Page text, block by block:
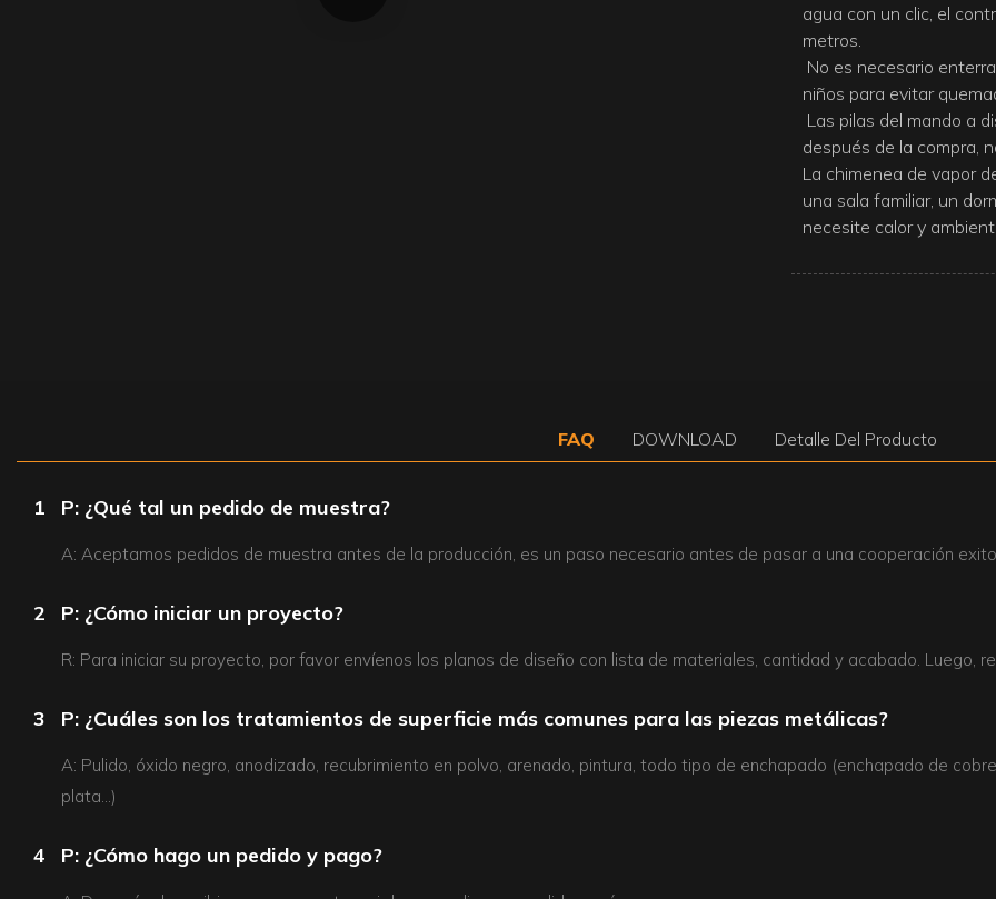
agua con un clic, el
metros.
No es necesario
niños para evitar
Las pilas del mando a
después de la compra,
La chimenea de vapor
una sala familiar, un
necesite calor y
FAQ DOWNLOAD Detalle Del Producto
1 P: ¿Qué tal un pedido de muestra?
A: Aceptamos pedidos de muestra antes de la producción, es un paso necesario antes de pasar a una cooperación
2 P: ¿Cómo iniciar un proyecto?
R: Para iniciar su proyecto, por favor envíenos los planos de diseño con lista de materiales, cantidad y acabado. Luego,
3 P: ¿Cuáles son los tratamientos de superficie más comunes para las piezas metálicas?
A: Pulido, óxido negro, anodizado, recubrimiento en polvo, arenado, pintura, todo tipo de enchapado (enchapado de
plata…)
4 P: ¿Cómo hago un pedido y pago?